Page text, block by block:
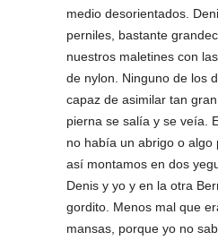
medio desorientados.
perniles, bastante
nuestros maletines con
de nylon. Ninguno de los
capaz de asimilar tan
pierna se salía y se veía.
no había un abrigo o algo
así montamos en dos
Denis y yo y en la otra
gordito. Menos mal que
mansas, porque yo no